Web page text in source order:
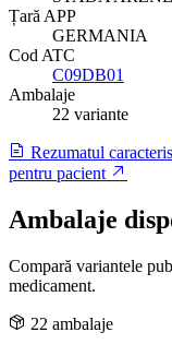
Țară APP
GERMANIA
Cod ATC
C09DB01
Ambalaje
22 variante
Rezumatul
pentru pacient
Ambalaje
Compară variantele
medicament.
22 ambalaje